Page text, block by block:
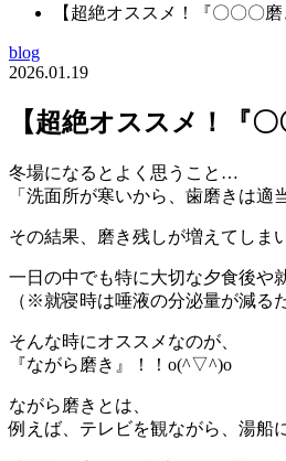
【超絶オススメ！『〇〇〇磨
blog
2026.01.19
【超絶オススメ！『〇
冬場になるとよく思うこと…
「洗面所が寒いから、歯磨きは
その結果、磨き残しが増えてしま
一日の中でも特に大切な夕食後や
（※就寝時は唾液の分泌量が減る
そんな時にオススメなのが、
『ながら磨き』！！o(^▽^)o
ながら磨きとは、
例えば、テレビを観ながら、湯船